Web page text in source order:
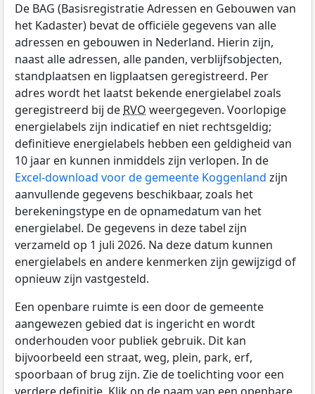
De BAG (Basisregistratie Adressen en Gebouwen van
het Kadaster) bevat de officiële gegevens van alle
adressen en gebouwen in Nederland. Hierin zijn,
naast alle adressen, alle panden, verblijfsobjecten,
standplaatsen en ligplaatsen geregistreerd. Per
adres wordt het laatst bekende energielabel zoals
geregistreerd bij de RVO weergegeven. Voorlopige
energielabels zijn indicatief en niet rechtsgeldig;
definitieve energielabels hebben een geldigheid van
10 jaar en kunnen inmiddels zijn verlopen. In de
Excel-download voor de gemeente Koggenland zijn
aanvullende gegevens beschikbaar, zoals het
berekeningstype en de opnamedatum van het
energielabel. De gegevens in deze tabel zijn
verzameld op 1 juli 2026. Na deze datum kunnen
energielabels en andere kenmerken zijn gewijzigd of
opnieuw zijn vastgesteld.
Een openbare ruimte is een door de gemeente
aangewezen gebied dat is ingericht en wordt
onderhouden voor publiek gebruik. Dit kan
bijvoorbeeld een straat, weg, plein, park, erf,
spoorbaan of brug zijn. Zie de toelichting voor een